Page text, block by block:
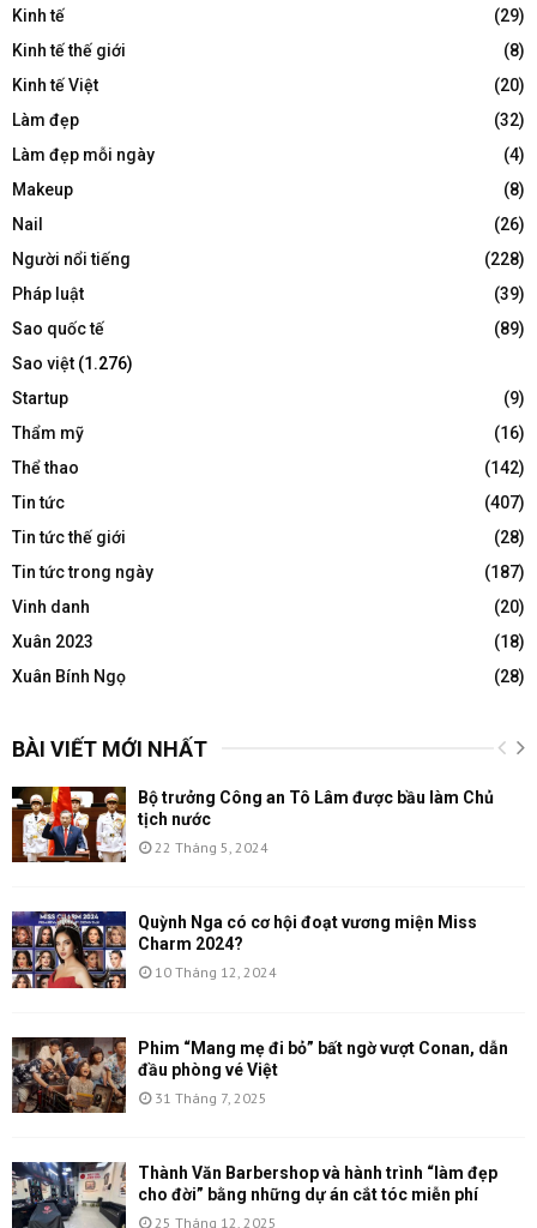
Kinh tế
(29)
Kinh tế thế giới
(8)
Kinh tế Việt
(20)
Làm đẹp
(32)
Làm đẹp mỗi ngày
(4)
Makeup
(8)
Nail
(26)
Người nổi tiếng
(228)
Pháp luật
(39)
Sao quốc tế
(89)
Sao việt (1.276)
Startup
(9)
Thẩm mỹ
(16)
Thể thao
(142)
Tin tức
(407)
Tin tức thế giới
(28)
Tin tức trong ngày
(187)
Vinh danh
(20)
Xuân 2023
(18)
Xuân Bính Ngọ
(28)
BÀI VIẾT MỚI NHẤT
Bộ trưởng Công an Tô Lâm được bầu làm Chủ
tịch nước
22 Tháng 5, 2024
Quỳnh Nga có cơ hội đoạt vương miện Miss
Charm 2024?
10 Tháng 12, 2024
Phim “Mang mẹ đi bỏ” bất ngờ vượt Conan, dẫn
đầu phòng vé Việt
31 Tháng 7, 2025
Thành Văn Barbershop và hành trình “làm đẹp
cho đời” bằng những dự án cắt tóc miễn phí
25 Tháng 12, 2025